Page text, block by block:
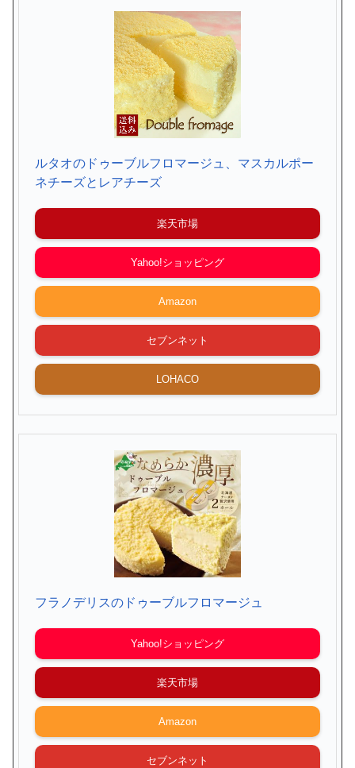
ルタオのドゥーブルフロマージュ、マスカルポー
ネチーズとレアチーズ
楽天市場
Yahoo!ショッピング
Amazon
セブンネット
LOHACO
フラノデリスのドゥーブルフロマージュ
Yahoo!ショッピング
楽天市場
Amazon
セブンネット